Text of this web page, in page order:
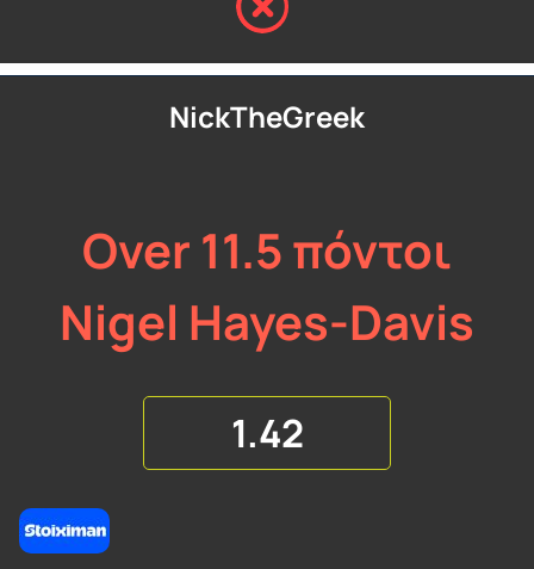
NickTheGreek
Over 11.5 πόντοι
Nigel Hayes-Davis
1.42